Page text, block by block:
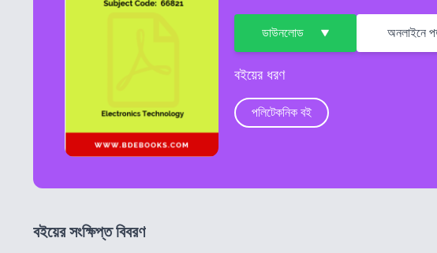
ডাউনলোড অনলাইনে
বইয়ের ধরণ
পলিটেকনিক বই
বইয়ের সংক্ষিপ্ত বিবরণ